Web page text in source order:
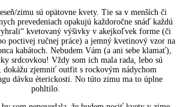
zimu sú opätovne kvety. Tie sa v menších či
prevedeniach opakujú každoročne snáď každú
kvetovaný výšivky v akejkoľvek forme (či
poctivej ručnej práce) a jemný kvetinový vzor na
kabátoch. Nebudem Vám (a ani sebe klamať),
srdcovkou! Vždy som ich mala rada, lebo sú
dokážu zjemniť outfit s rockovým nádychom
dávku éterickosti. No túto zimu ma to úplne
pohltilo.